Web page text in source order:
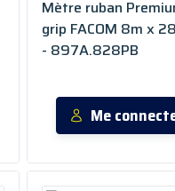
Mètre ruban
grip FACOM 8m x
- 897A.828PB
Me